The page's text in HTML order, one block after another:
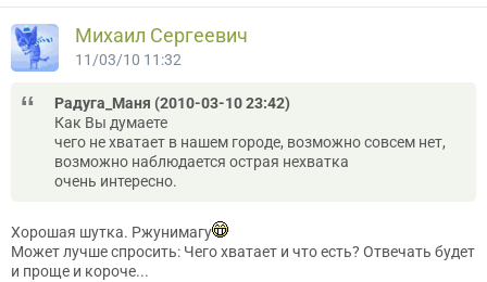
Михаил Сергеевич
11/03/10 11:32
Радуга_Маня (2010-03-10 23:42)
Как Вы думаете
чего не хватает в нашем городе, возможно совсем нет,
возможно наблюдается острая нехватка
очень интересно.
Хорошая шутка. Ржунимагу
Может лучше спросить: Чего хватает и что есть? Отвечать будет
и проще и короче...